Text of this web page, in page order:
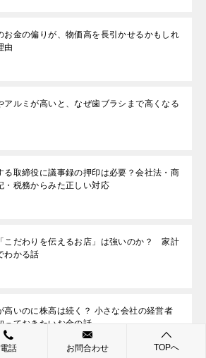
お金の偏りが、物価高を長引かせるかもしれ
由
アルミが高いと、なぜ歯ブラシまで高くなる
る取締役に議事録の押印は必要？会社法・商
・税務からみた正しい対応
こだわりを伝えるお店」は強いのか？ 家計
わかる話
高いのに株高は続く？ 小さな会社の経営者
っておきたいお金の話
電話 お問合わせ TOPへ